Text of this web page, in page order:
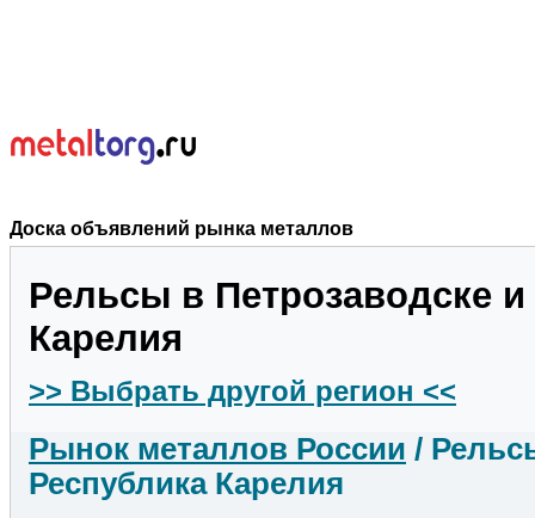
Доска объявлений рынка металлов
Рельсы в Петрозаводске и
Карелия
>> Выбрать другой регион <<
Рынок металлов России /
Республика Карелия